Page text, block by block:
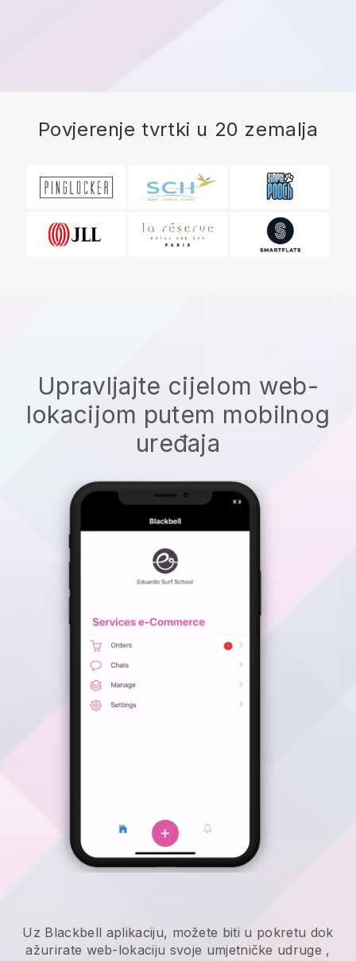
Povjerenje tvrtki u 20 zemalja
Upravljajte cijelom web-
lokacijom putem mobilnog
uređaja
Uz Blackbell aplikaciju, možete biti u pokretu dok
ažurirate web-lokaciju svoje umjetničke udruge ,